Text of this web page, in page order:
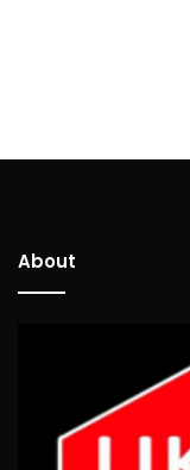
About